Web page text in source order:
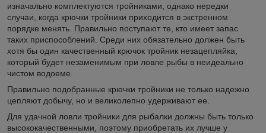
изначально комплектуются тройниками, однако нередки
случаи, когда крючки тройники приходится в экстренном
порядке менять. Правильно поступают те, кто имеет запас
таких приспособлений. Среди них обязательно должен быть
хотя бы один качественный крючок тройник незацепляйка,
который будет незаменимым при ловле рыбы в неидеально
чистом водоеме.
Правильно подобранные крючки тройники не только надежно
цепляют добычу, но и великолепно удерживают ее.
Для удачной ловли тройники для рыбалки должны быть только
высококачественными, поэтому приобретать их лучше у